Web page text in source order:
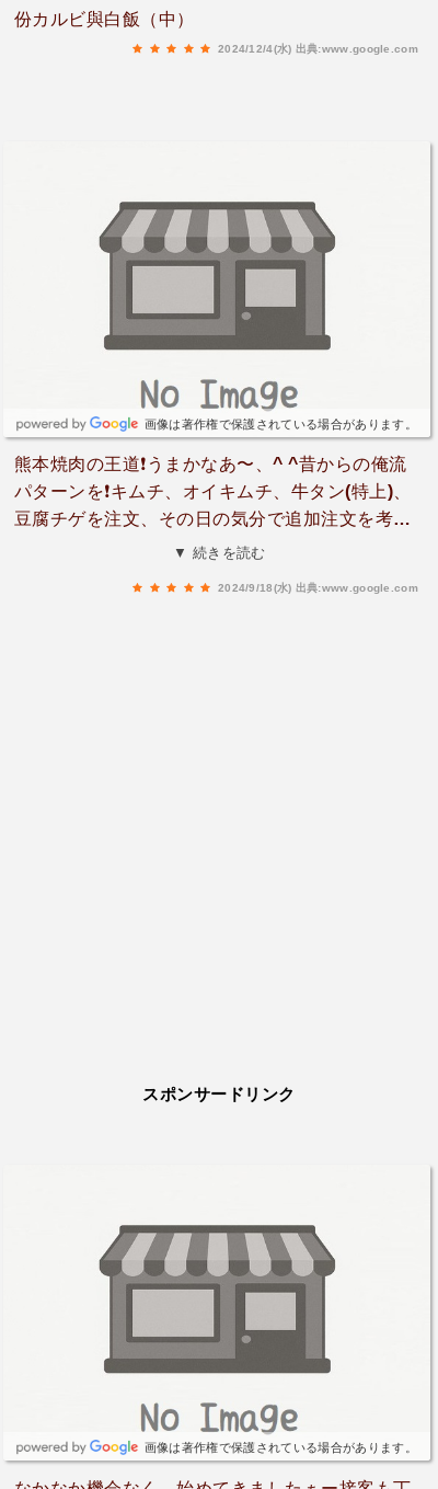
份カルビ與白飯（中）
2024/12/4(水) 出典:www.google.com
画像は著作権で保護されている場合があります。
熊本焼肉の王道❗️うまかなあ〜、^ ^昔からの俺流
パターンを❗️キムチ、オイキムチ、牛タン(特上)、
豆腐チゲを注文、その日の気分で追加注文を考え
る(笑)今日は特上ロース、特上カルビ、ハラミを
▼ 続きを読む
2024/9/18(水) 出典:www.google.com
スポンサードリンク
画像は著作権で保護されている場合があります。